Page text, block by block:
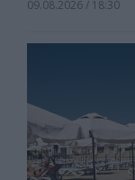
09.08.2026 / 18:30